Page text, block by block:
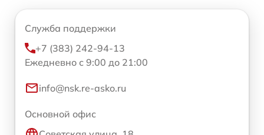
Служба поддержки
+7 (383) 242-94-13
Ежедневно с 9:00 до 21:00
info@nsk.re-asko.ru
Основной офис